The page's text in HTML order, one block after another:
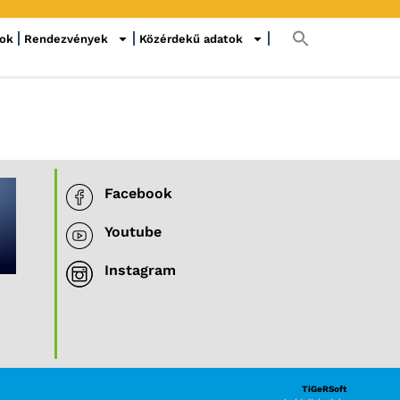
Rendezvények Közérdekű adatok
Facebook
Youtube
Instagram
TiGeRSoft